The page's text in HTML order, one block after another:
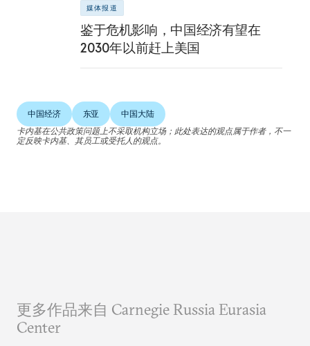
媒体报道
鉴于危机影响，中国经济有望在
2030年以前赶上美国
中国经济 东亚
中国大陆
卡内基在公共政策问题上不采取机构立场；此处表达的观点属于作者，不一
定反映卡内基、其员工或受托人的观点。
更多作品来自 Carnegie Russia Eurasia
Center